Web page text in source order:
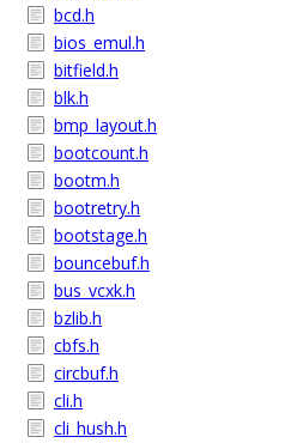
bcd.h
bios_emul.h
bitfield.h
blk.h
bmp_layout.h
bootcount.h
bootm.h
bootretry.h
bootstage.h
bouncebuf.h
bus_vcxk.h
bzlib.h
cbfs.h
circbuf.h
cli.h
cli_hush.h